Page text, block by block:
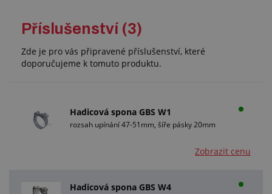
Příslušenství (3)
Zde je pro vás připravené příslušenství, které
doporučujeme k tomuto produktu.
Hadicová spona GBS W1
rozsah upínání 47-51mm, šíře pásky 20mm
Zobrazit cenu
Hadicová spona GBS W4